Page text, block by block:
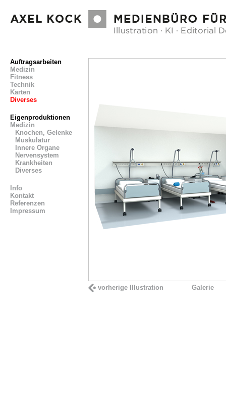
Auftragsarbeiten
Medizin
Fitness
Technik
Karten
Diverses
Eigenproduktionen
Medizin
Knochen, Gelenke
Muskulatur
Innere Organe
Nervensystem
Krankheiten
Diverses
Info
Kontakt
Referenzen
Impressum
vorherige Illustration Galerie